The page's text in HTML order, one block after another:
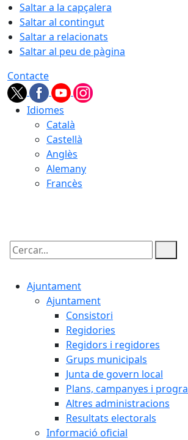
Saltar a la capçalera
Saltar al contingut
Saltar a relacionats
Saltar al peu de pàgina
Contacte
Idiomes
Català
Castellà
Anglès
Alemany
Francès
Cercar:
Ajuntament
Ajuntament
Consistori
Regidories
Regidors i regidores
Grups municipals
Junta de govern local
Plans, campanyes i
Altres administracions
Resultats electorals
Informació oficial